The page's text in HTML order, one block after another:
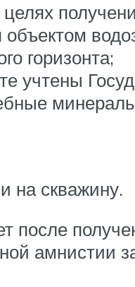
горизонта;
учтены
на скважину.
после
амнистии